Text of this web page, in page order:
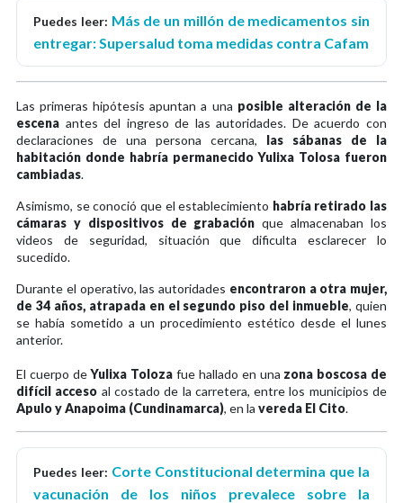
Puedes leer: Más de un millón de medicamentos sin
entregar: Supersalud toma medidas contra Cafam
Las primeras hipótesis apuntan a una posible alteración de la
escena antes del ingreso de las autoridades. De acuerdo con
declaraciones de una persona cercana, las sábanas de la
habitación donde habría permanecido Yulixa Tolosa fueron
cambiadas.
Asimismo, se conoció que el establecimiento habría retirado las
cámaras y dispositivos de grabación que almacenaban los
videos de seguridad, situación que dificulta esclarecer lo
sucedido.
Durante el operativo, las autoridades encontraron a otra mujer,
de 34 años, atrapada en el segundo piso del inmueble, quien
se había sometido a un procedimiento estético desde el lunes
anterior.
El cuerpo deYulixa Toloza fue hallado en una zona boscosa de
difícil acceso al costado de la carretera, entre los municipios de
Apulo y Anapoima (Cundinamarca), en la vereda El Cito.
Puedes leer: Corte Constitucional determina que la
vacunación de los niños prevalece sobre la